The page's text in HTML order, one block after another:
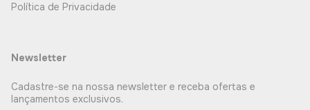
Política de Privacidade
Newsletter
Cadastre-se na nossa newsletter e receba ofertas e
lançamentos exclusivos.